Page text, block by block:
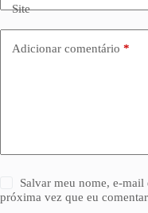
Site
Adicionar comentário *
Salvar meu nome, e-mail
próxima vez que eu